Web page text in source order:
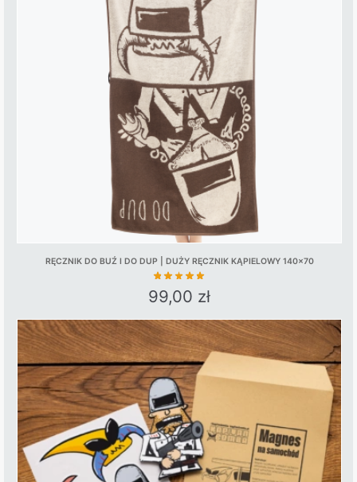
RĘCZNIK DO BUŹ I DO DUP | DUŻY RĘCZNIK KĄPIELOWY 140×70
99,00 zł